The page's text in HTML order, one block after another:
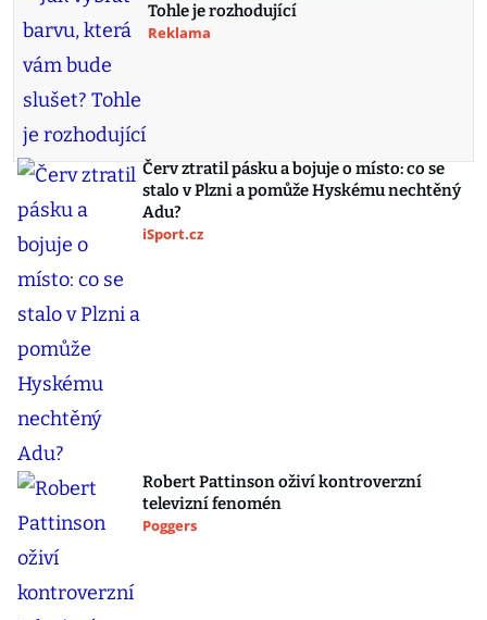
Tohle je rozhodující
Reklama
Červ ztratil pásku a bojuje o místo: co se
stalo v Plzni a pomůže Hyskému nechtěný
Adu?
iSport.cz
Robert Pattinson oživí kontroverzní
televizní fenomén
Poggers